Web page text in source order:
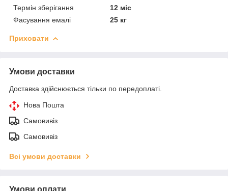
Термін зберігання
12 міс
Фасування емалі
25 кг
Приховати
Умови доставки
Доставка здійснюється тільки по передоплаті.
Нова Пошта
Самовивіз
Самовивіз
Всі умови доставки
Умови оплати